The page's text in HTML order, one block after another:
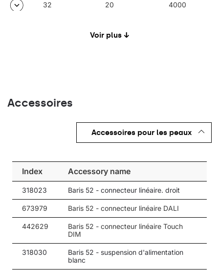
32 20 4000
37
37 3000
37 4000
37 4000
37 4000
37 4000
Voir plus ↓
Accessoires
Accessoires pour les peaux
Index Accessory name
318023 Baris 52 - connecteur linéaire. droit
673979 Baris 52 - connecteur linéaire DALI
442629
Baris 52 - connecteur linéaire Touch
DIM
318030
Baris 52 - suspension d'alimentation
blanc